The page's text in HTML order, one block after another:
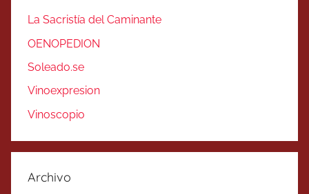
La Sacristía del Caminante
OENOPEDION
Soleado.se
Vinoexpresion
Vinoscopio
Archivo